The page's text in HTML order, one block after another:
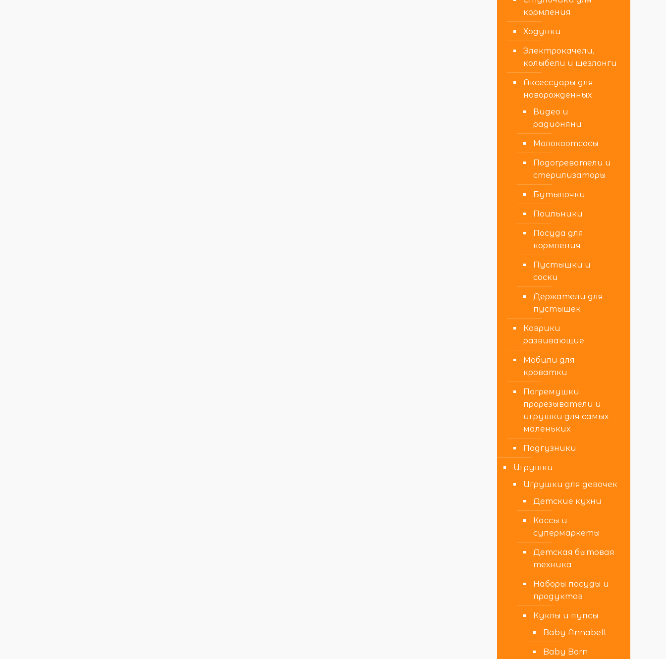
кормления
Ходунки
Электрокачели,
колыбели и шезлонги
Аксессуары для
новорожденных
Видео и
радионяни
Молокоотсосы
Подогреватели и
стерилизаторы
Бутылочки
Поильники
Посуда для
кормления
Пустышки и
соски
Держатели для
пустышек
Коврики
развивающие
Мобили для
кроватки
Погремушки,
прорезыватели и
игрушки для самых
маленьких
Подгузники
Игрушки
Игрушки для девочек
Детские кухни
Кассы и
супермаркеты
Детская бытовая
техника
Наборы посуды и
продуктов
Куклы и пупсы
Baby Annabell
Baby Born